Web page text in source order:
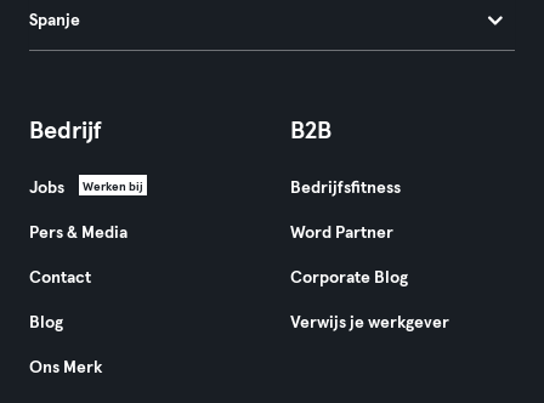
Spanje
Bedrijf
Jobs Werken bij
Pers & Media
Contact
Blog
Ons Merk
B2B
Bedrijfsfitness
Word Partner
Corporate Blog
Verwijs je werkgever